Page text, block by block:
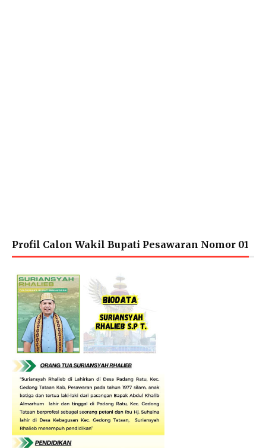
Profil Calon Wakil Bupati Pesawaran Nomor 01